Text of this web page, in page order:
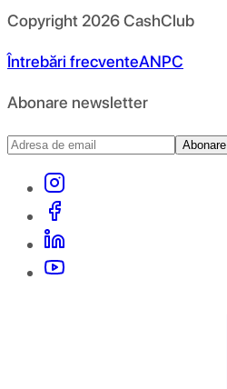
Copyright 2026CashClub
Întrebări frecventeANPC
Abonare newsletter
Abonare